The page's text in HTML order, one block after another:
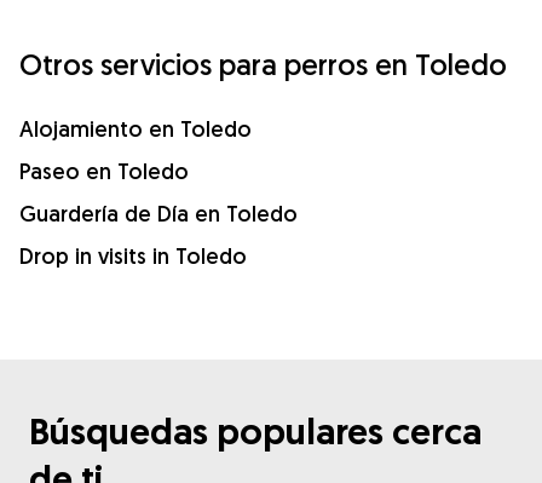
Otros servicios para perros en Toledo
Alojamiento en Toledo
Paseo en Toledo
Guardería de Día en Toledo
Drop in visits in Toledo
Búsquedas populares cerca